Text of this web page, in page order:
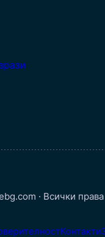
· Всички права
Контакти